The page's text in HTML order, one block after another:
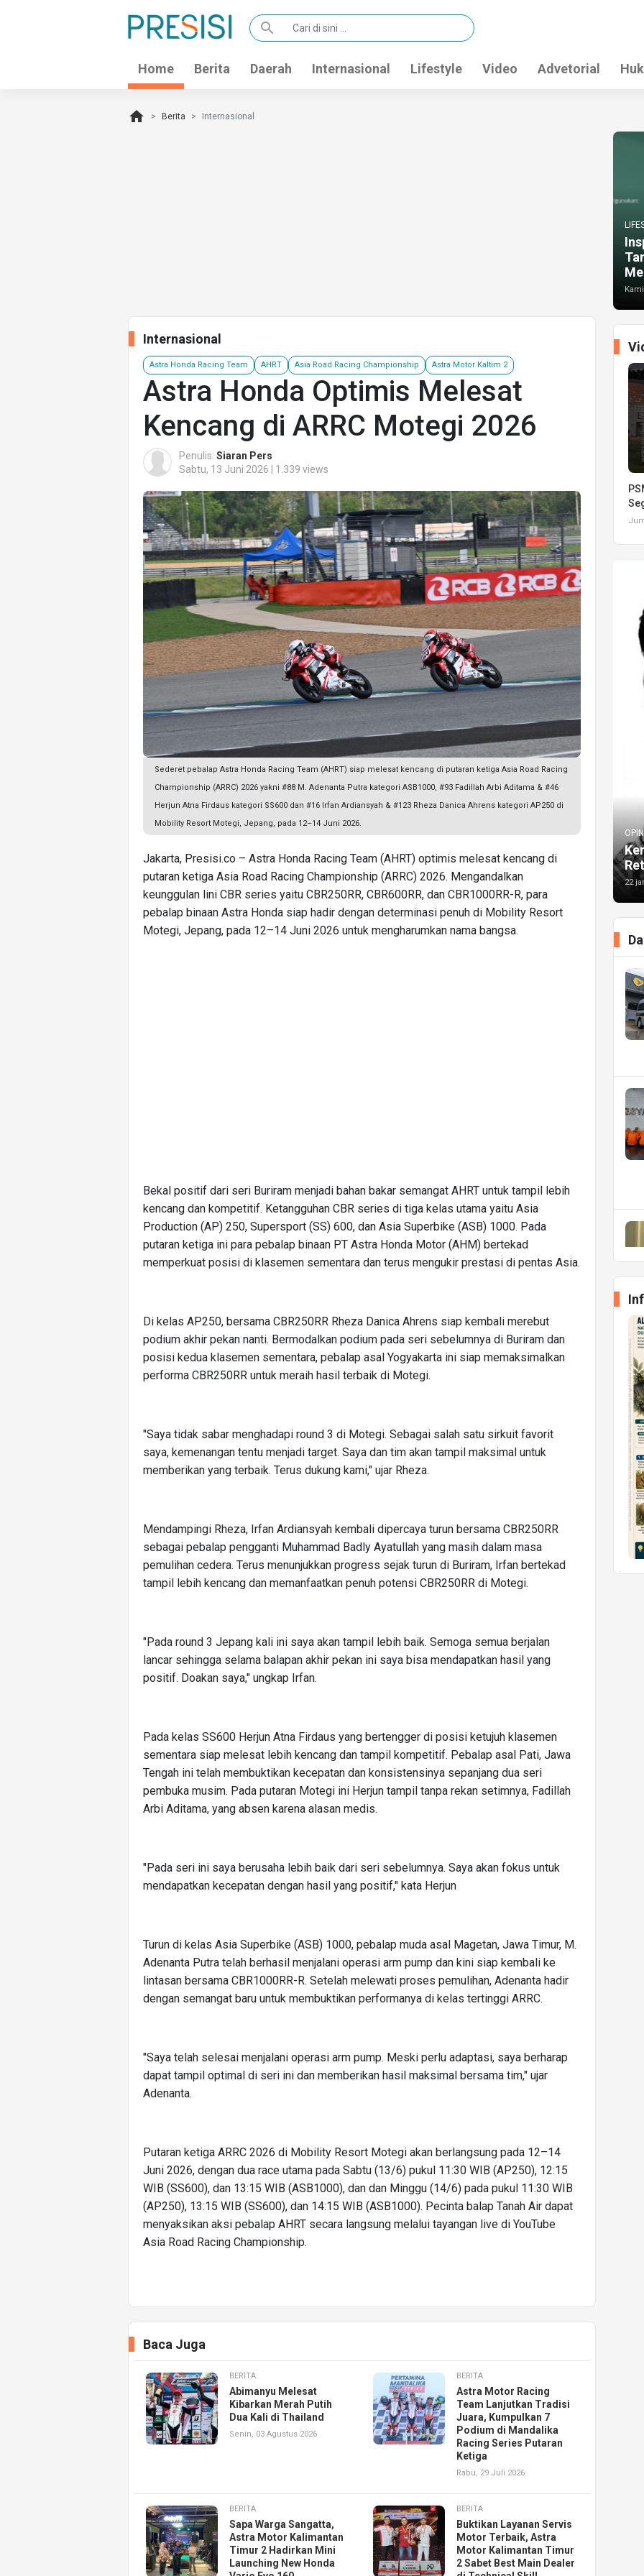
search
Home Berita Daerah Internasional Lifestyle Video Advetorial
home Berita Internasional
Internasional
Astra Honda Racing Team AHRT Asia Road Racing Championship Astra Motor Kaltim 2
Astra Honda Optimis Melesat
Kencang di ARRC Motegi 2026
Penulis: Siaran Pers
Sabtu, 13 Juni 2026 | 1.339 views
Sederet pebalap Astra Honda Racing Team (AHRT) siap melesat kencang di putaran ketiga Asia Road Racing
Championship (ARRC) 2026 yakni #88 M. Adenanta Putra kategori ASB1000, #93 Fadillah Arbi Aditama & #46
Herjun Atna Firdaus kategori SS600 dan #16 Irfan Ardiansyah & #123 Rheza Danica Ahrens kategori AP250 di
Mobility Resort Motegi, Jepang, pada 12–14 Juni 2026.
Jakarta, Presisi.co – Astra Honda Racing Team (AHRT) optimis melesat kencang di
putaran ketiga Asia Road Racing Championship (ARRC) 2026. Mengandalkan
keunggulan lini CBR series yaitu CBR250RR, CBR600RR, dan CBR1000RR-R, para
pebalap binaan Astra Honda siap hadir dengan determinasi penuh di Mobility Resort
Motegi, Jepang, pada 12–14 Juni 2026 untuk mengharumkan nama bangsa.
Bekal positif dari seri Buriram menjadi bahan bakar semangat AHRT untuk tampil lebih
kencang dan kompetitif. Ketangguhan CBR series di tiga kelas utama yaitu Asia
Production (AP) 250, Supersport (SS) 600, dan Asia Superbike (ASB) 1000. Pada
putaran ketiga ini para pebalap binaan PT Astra Honda Motor (AHM) bertekad
memperkuat posisi di klasemen sementara dan terus mengukir prestasi di pentas Asia.
Di kelas AP250, bersama CBR250RR Rheza Danica Ahrens siap kembali merebut
podium akhir pekan nanti. Bermodalkan podium pada seri sebelumnya di Buriram dan
posisi kedua klasemen sementara, pebalap asal Yogyakarta ini siap memaksimalkan
performa CBR250RR untuk meraih hasil terbaik di Motegi.
"Saya tidak sabar menghadapi round 3 di Motegi. Sebagai salah satu sirkuit favorit
saya, kemenangan tentu menjadi target. Saya dan tim akan tampil maksimal untuk
memberikan yang terbaik. Terus dukung kami," ujar Rheza.
Mendampingi Rheza, Irfan Ardiansyah kembali dipercaya turun bersama CBR250RR
sebagai pebalap pengganti Muhammad Badly Ayatullah yang masih dalam masa
pemulihan cedera. Terus menunjukkan progress sejak turun di Buriram, Irfan bertekad
tampil lebih kencang dan memanfaatkan penuh potensi CBR250RR di Motegi.
"Pada round 3 Jepang kali ini saya akan tampil lebih baik. Semoga semua berjalan
lancar sehingga selama balapan akhir pekan ini saya bisa mendapatkan hasil yang
positif. Doakan saya," ungkap Irfan.
Pada kelas SS600 Herjun Atna Firdaus yang bertengger di posisi ketujuh klasemen
sementara siap melesat lebih kencang dan tampil kompetitif. Pebalap asal Pati, Jawa
Tengah ini telah membuktikan kecepatan dan konsistensinya sepanjang dua seri
pembuka musim. Pada putaran Motegi ini Herjun tampil tanpa rekan setimnya, Fadillah
Arbi Aditama, yang absen karena alasan medis.
"Pada seri ini saya berusaha lebih baik dari seri sebelumnya. Saya akan fokus untuk
mendapatkan kecepatan dengan hasil yang positif," kata Herjun
Turun di kelas Asia Superbike (ASB) 1000, pebalap muda asal Magetan, Jawa Timur, M.
Adenanta Putra telah berhasil menjalani operasi arm pump dan kini siap kembali ke
lintasan bersama CBR1000RR-R. Setelah melewati proses pemulihan, Adenanta hadir
dengan semangat baru untuk membuktikan performanya di kelas tertinggi ARRC.
"Saya telah selesai menjalani operasi arm pump. Meski perlu adaptasi, saya berharap
dapat tampil optimal di seri ini dan memberikan hasil maksimal bersama tim," ujar
Adenanta.
Putaran ketiga ARRC 2026 di Mobility Resort Motegi akan berlangsung pada 12–14
Juni 2026, dengan dua race utama pada Sabtu (13/6) pukul 11:30 WIB (AP250), 12:15
WIB (SS600), dan 13:15 WIB (ASB1000), dan dan Minggu (14/6) pada pukul 11:30 WIB
(AP250), 13:15 WIB (SS600), dan 14:15 WIB (ASB1000). Pecinta balap Tanah Air dapat
menyaksikan aksi pebalap AHRT secara langsung melalui tayangan live di YouTube
Asia Road Racing Championship.
Baca Juga
BERITA
Abimanyu Melesat
Kibarkan Merah Putih
Dua Kali di Thailand
Senin, 03 Agustus 2026
BERITA
Astra Motor Racing
Team Lanjutkan Tradisi
Juara, Kumpulkan 7
Podium di Mandalika
Racing Series Putaran
Ketiga
Rabu, 29 Juli 2026
BERITA
Sapa Warga Sangatta,
Astra Motor Kalimantan
Timur 2 Hadirkan Mini
Launching New Honda
BERITA
Buktikan Layanan Servis
Motor Terbaik, Astra
Motor Kalimantan Timur
2 Sabet Best Main Dealer
22